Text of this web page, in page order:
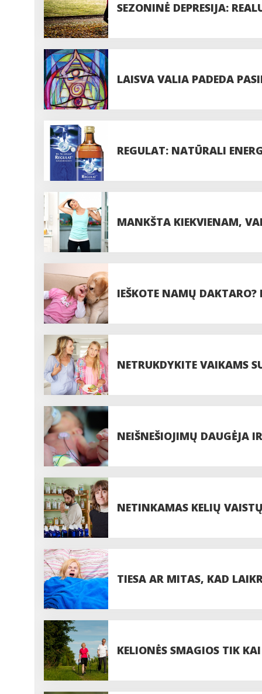
SEZONINĖ DEPRESIJA:
LAISVA VALIA PADEDA
REGULAT: NATŪRALI
MANKŠTA KIEKVIENAM,
IEŠKOTE NAMŲ
NETRUKDYKITE VAIKAMS
NEIŠNEŠIOJIMŲ DAUGĖJA
NETINKAMAS KELIŲ
TIESA AR MITAS, KAD
KELIONĖS SMAGIOS TIK